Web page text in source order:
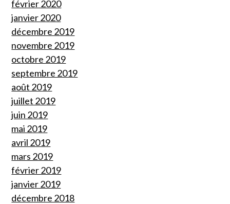
février 2020
janvier 2020
décembre 2019
novembre 2019
octobre 2019
septembre 2019
août 2019
juillet 2019
juin 2019
mai 2019
avril 2019
mars 2019
février 2019
janvier 2019
décembre 2018